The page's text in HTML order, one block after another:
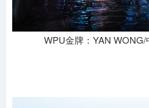
WPU金牌：YAN WONG/